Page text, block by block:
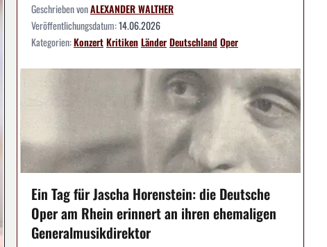
Geschrieben vonALEXANDER WALTHER
Veröffentlichungsdatum:14.06.2026
Kategorien:KonzertKritikenLänderDeutschlandOper
Ein Tag für Jascha Horenstein: die Deutsche
Oper am Rhein erinnert an ihren ehemaligen
Generalmusikdirektor